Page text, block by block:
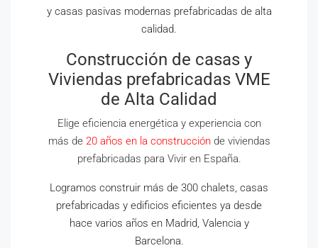
y casas pasivas modernas prefabricadas de alta
calidad.
Construcción de casas y
Viviendas prefabricadas VME
de Alta Calidad
Elige eficiencia energética y experiencia con
más de 20 años en la construcciónde viviendas
prefabricadas para Vivir en España.
Logramos construir más de 300 chalets, casas
prefabricadas y edificios eficientes ya desde
hace varios años en Madrid, Valencia y
Barcelona.